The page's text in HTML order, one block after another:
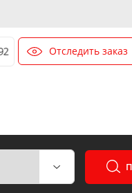
Отследить заказ